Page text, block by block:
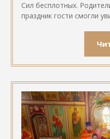
Сил бесплотных.
праздник гости смогли